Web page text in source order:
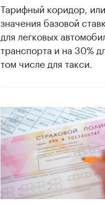
Тарифный коридор,
значения базовой
для легковых
транспорта и на 30%
том числе для такси.